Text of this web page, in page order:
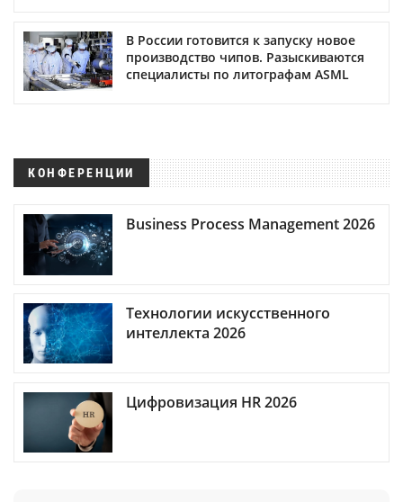
В России готовится к запуску новое
производство чипов. Разыскиваются
специалисты по литографам ASML
КОНФЕРЕНЦИИ
Business Process Management 2026
Технологии искусственного
интеллекта 2026
Цифровизация HR 2026